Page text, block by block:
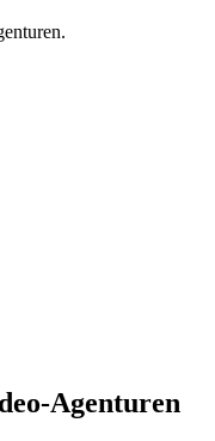
Agenturen